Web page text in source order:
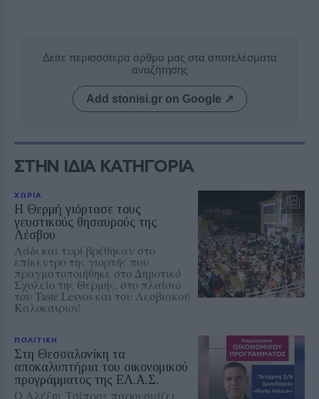
Δείτε περισσότερα άρθρα μας στα αποτελέσματα
αναζήτησης
Add stonisi.gr on Google ↗
ΣΤΗΝ ΙΔΙΑ ΚΑΤΗΓΟΡΙΑ
ΧΩΡΙΑ
Η Θερμή γιόρτασε τους
γευστικούς θησαυρούς της
Λέσβου
Λάδι και τυρί βρέθηκαν στο
επίκεντρο της γιορτής που
πραγματοποιήθηκε στο Δημοτικό
Σχολείο της Θερμής, στο πλαίσιο
του Taste Lesvos και του Λεσβιακού
Καλοκαιριού
ΠΟΛΙΤΙΚΗ
Στη Θεσσαλονίκη τα
αποκαλυπτήρια του οικονομικού
προγράμματος της ΕΛ.Α.Σ.
Ο Αλέξης Τσίπρας παρουσιάζει